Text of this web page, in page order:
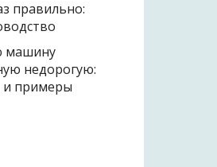
правильно:
машину
недорогую:
и примеры